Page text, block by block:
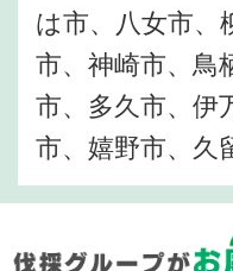
は市、八女市、
市、神崎市、鳥
市、多久市、伊
市、嬉野市、久